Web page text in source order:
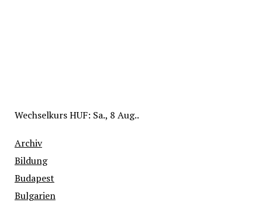
WechselkursHUF: Sa., 8 Aug..
Archiv
Bildung
Budapest
Bulgarien